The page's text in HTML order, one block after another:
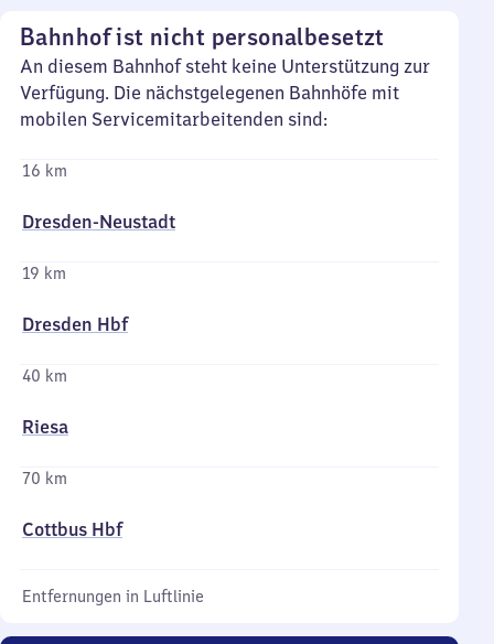
Bahnhof ist nicht personalbesetzt
An diesem Bahnhof steht keine Unterstützung zur
Verfügung. Die nächstgelegenen Bahnhöfe mit
mobilen Servicemitarbeitenden sind:
16 km
Dresden-Neustadt
19 km
Dresden Hbf
40 km
Riesa
70 km
Cottbus Hbf
Entfernungen in Luftlinie